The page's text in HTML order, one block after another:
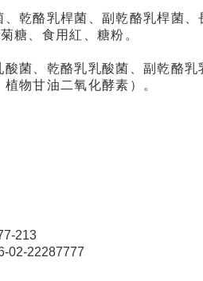
乾酪乳桿菌、副乾酪乳桿菌
糖、食用紅、糖粉。
菌、乾酪乳乳酸菌、副乾酪
物甘油二氧化酵素 ） 。
213
02-22287777